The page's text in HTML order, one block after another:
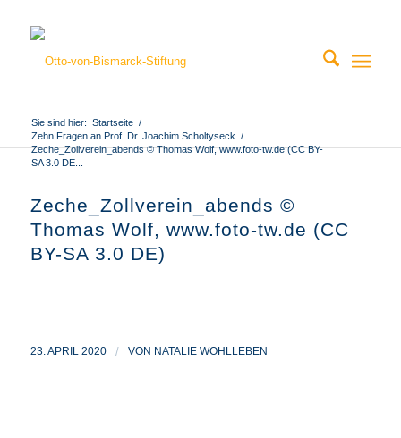
Sie sind hier: Startseite /
Zehn Fragen an Prof. Dr. Joachim Scholtyseck /
Zeche_Zollverein_abends © Thomas Wolf, www.foto-tw.de (CC BY-
SA 3.0 DE...
Zeche_Zollverein_abends ©
Thomas Wolf, www.foto-tw.de (CC
BY-SA 3.0 DE)
23. APRIL 2020 / VON NATALIE WOHLLEBEN